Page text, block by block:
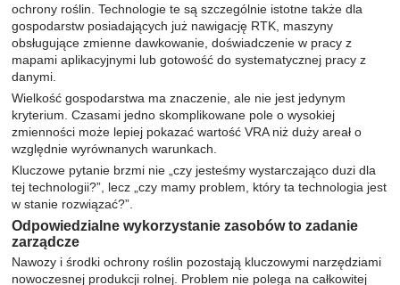
ochrony roślin. Technologie te są szczególnie istotne także dla
gospodarstw posiadających już nawigację RTK, maszyny
obsługujące zmienne dawkowanie, doświadczenie w pracy z
mapami aplikacyjnymi lub gotowość do systematycznej pracy z
danymi.
Wielkość gospodarstwa ma znaczenie, ale nie jest jedynym
kryterium. Czasami jedno skomplikowane pole o wysokiej
zmienności może lepiej pokazać wartość VRA niż duży areał o
względnie wyrównanych warunkach.
Kluczowe pytanie brzmi nie „czy jesteśmy wystarczająco duzi dla
tej technologii?”, lecz „czy mamy problem, który ta technologia jest
w stanie rozwiązać?”.
Odpowiedzialne wykorzystanie zasobów to zadanie
zarządcze
Nawozy i środki ochrony roślin pozostają kluczowymi narzędziami
nowoczesnej produkcji rolnej. Problem nie polega na całkowitej